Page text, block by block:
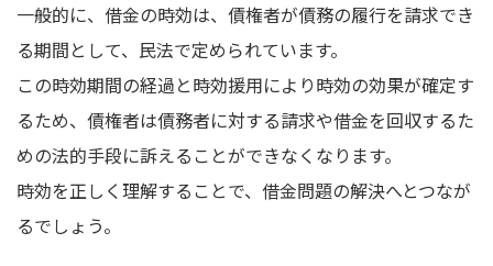
一般的に、借金の時効は、債権者が債務の履行を請求でき
る期間として、民法で定められています。
この時効期間の経過と時効援用により時効の効果が確定す
るため、債権者は債務者に対する請求や借金を回収するた
めの法的手段に訴えることができなくなります。
時効を正しく理解することで、借金問題の解決へとつなが
るでしょう。